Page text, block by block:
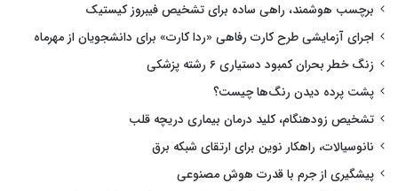
برچسب هوشمند، راهی ساده برای تشخیص فیبروز کیستیک
اجرای آزمایشی طرح کارت رفاهی «ردا کارت» برای دانشجویان از مهرماه
زنگ خطر بحران کمبود دستیاری ۶ رشته پزشکی
پشت پرده دیدن رنگ‌ها چیست؟
تشخیص زودهنگام، کلید درمان بیماری دریچه قلب
نانوسیالات، راهکار نوین برای ارتقای شبکه برق
پیشگیری از جرم با قدرت هوش مصنوعی